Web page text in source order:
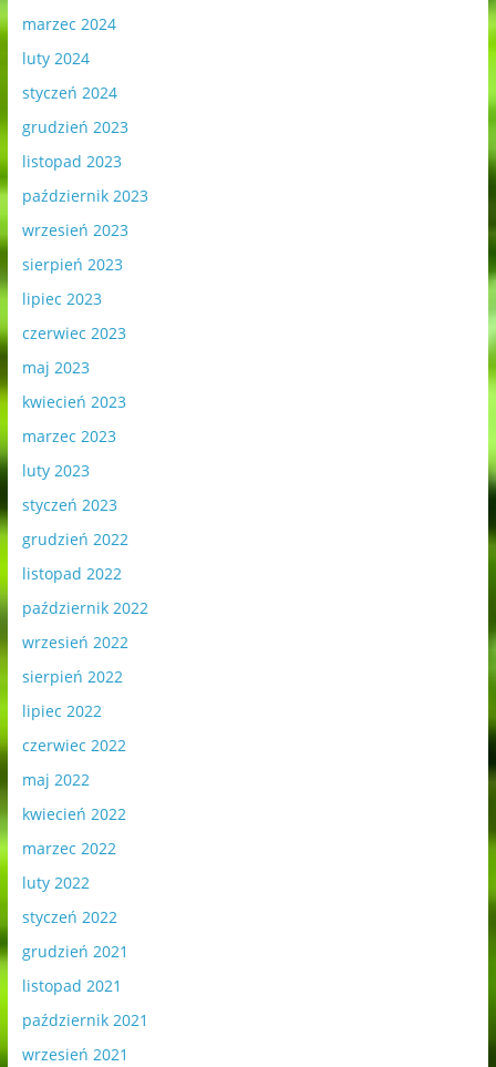
marzec 2024
luty 2024
styczeń 2024
grudzień 2023
listopad 2023
październik 2023
wrzesień 2023
sierpień 2023
lipiec 2023
czerwiec 2023
maj 2023
kwiecień 2023
marzec 2023
luty 2023
styczeń 2023
grudzień 2022
listopad 2022
październik 2022
wrzesień 2022
sierpień 2022
lipiec 2022
czerwiec 2022
maj 2022
kwiecień 2022
marzec 2022
luty 2022
styczeń 2022
grudzień 2021
listopad 2021
październik 2021
wrzesień 2021